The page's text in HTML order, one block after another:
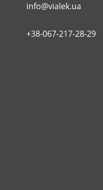
info@vialek.ua
+38-067-217-28-29